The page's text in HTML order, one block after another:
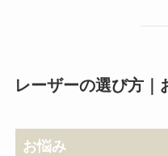
レーザーの選び方｜
お悩み